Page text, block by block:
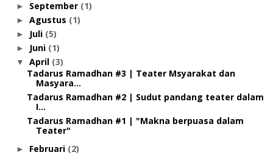
► September (1)
► Agustus (1)
► Juli (5)
► Juni (1)
▼ April (3)
Tadarus Ramadhan #3 | Teater Msyarakat dan
Masyara...
Tadarus Ramadhan #2 | Sudut pandang teater dalam
I...
Tadarus Ramadhan #1 | "Makna berpuasa dalam
Teater"
► Februari (2)